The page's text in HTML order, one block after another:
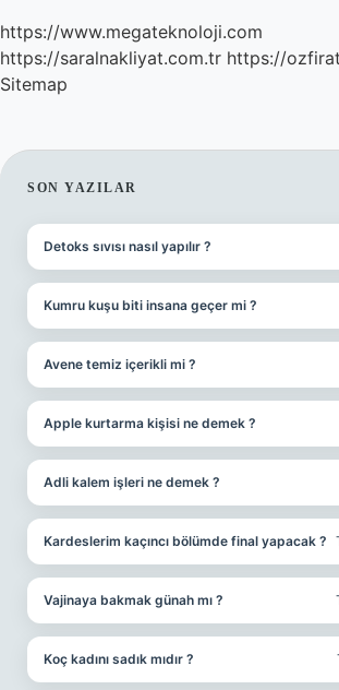
https://www.megateknoloji.com
https://saralnakliyat.com.tr https://
Sitemap
SIDEBAR
SON YAZILAR
Detoks sıvısı nasıl yapılır ?
Kumru kuşu biti insana geçer mi ?
Avene temiz içerikli mi ?
Apple kurtarma kişisi ne demek ?
Adli kalem işleri ne demek ?
Kardeslerim kaçıncı bölümde final yapacak ?
Vajinaya bakmak günah mı ?
Koç kadını sadık mıdır ?